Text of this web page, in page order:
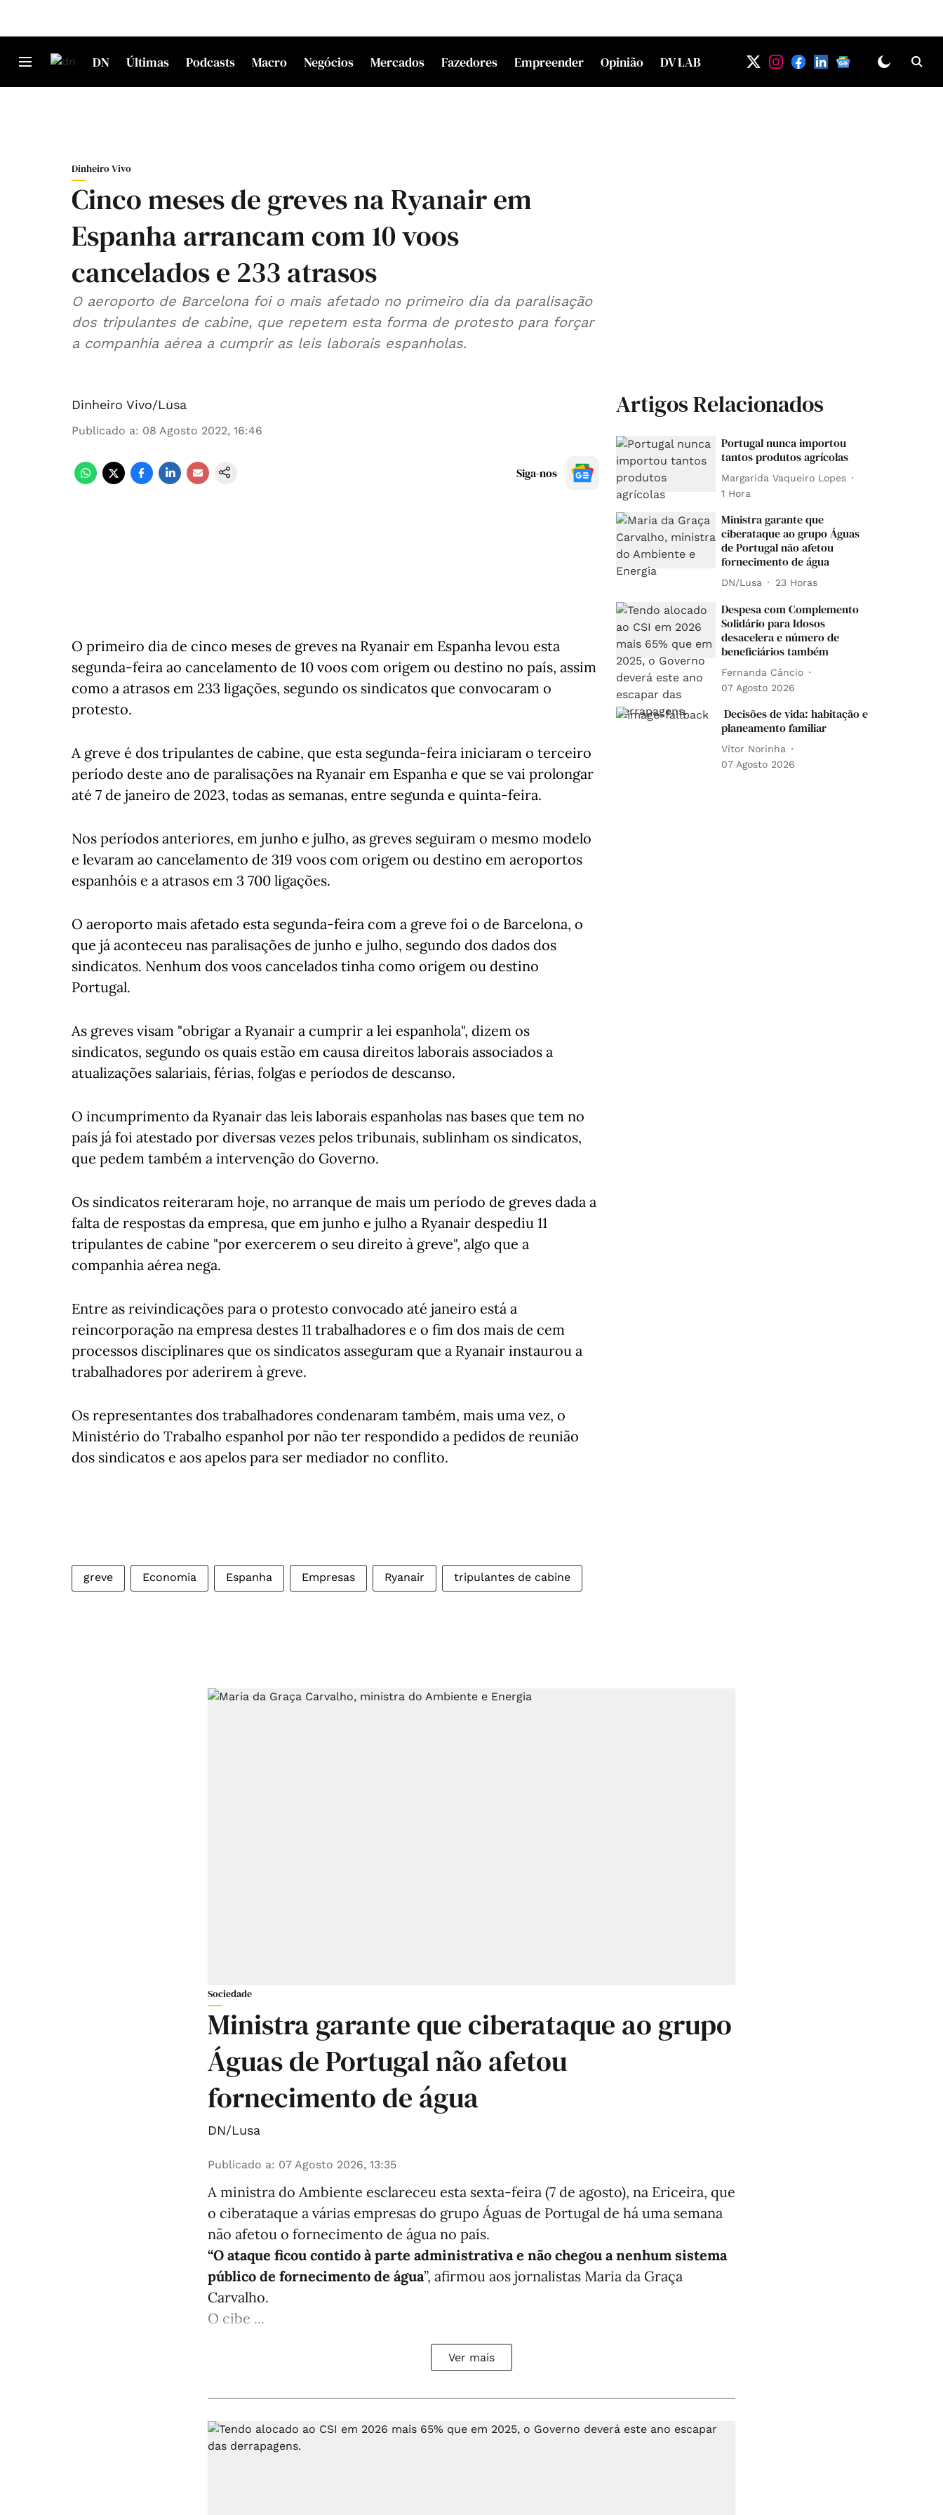
DN Últimas Podcasts Macro Negócios Mercados Fazedores Empreender Opinião DV LAB
Dinheiro Vivo
Cinco meses de greves na Ryanair em
Espanha arrancam com 10 voos
cancelados e 233 atrasos
O aeroporto de Barcelona foi o mais afetado no primeiro dia da paralisação
dos tripulantes de cabine, que repetem esta forma de protesto para forçar
a companhia aérea a cumprir as leis laborais espanholas.
Dinheiro Vivo/Lusa
Publicado a: 08 Agosto 2022, 16:46
Siga-nos
O primeiro dia de cinco meses de greves na Ryanair em Espanha levou esta
segunda-feira ao cancelamento de 10 voos com origem ou destino no país, assim
como a atrasos em 233 ligações, segundo os sindicatos que convocaram o
protesto.
A greve é dos tripulantes de cabine, que esta segunda-feira iniciaram o terceiro
período deste ano de paralisações na Ryanair em Espanha e que se vai prolongar
até 7 de janeiro de 2023, todas as semanas, entre segunda e quinta-feira.
Nos períodos anteriores, em junho e julho, as greves seguiram o mesmo modelo
e levaram ao cancelamento de 319 voos com origem ou destino em aeroportos
espanhóis e a atrasos em 3 700 ligações.
O aeroporto mais afetado esta segunda-feira com a greve foi o de Barcelona, o
que já aconteceu nas paralisações de junho e julho, segundo dos dados dos
sindicatos. Nenhum dos voos cancelados tinha como origem ou destino
Portugal.
As greves visam "obrigar a Ryanair a cumprir a lei espanhola", dizem os
sindicatos, segundo os quais estão em causa direitos laborais associados a
atualizações salariais, férias, folgas e períodos de descanso.
O incumprimento da Ryanair das leis laborais espanholas nas bases que tem no
país já foi atestado por diversas vezes pelos tribunais, sublinham os sindicatos,
que pedem também a intervenção do Governo.
Os sindicatos reiteraram hoje, no arranque de mais um período de greves dada a
falta de respostas da empresa, que em junho e julho a Ryanair despediu 11
tripulantes de cabine "por exercerem o seu direito à greve", algo que a
companhia aérea nega.
Entre as reivindicações para o protesto convocado até janeiro está a
reincorporação na empresa destes 11 trabalhadores e o fim dos mais de cem
processos disciplinares que os sindicatos asseguram que a Ryanair instaurou a
trabalhadores por aderirem à greve.
Os representantes dos trabalhadores condenaram também, mais uma vez, o
Ministério do Trabalho espanhol por não ter respondido a pedidos de reunião
dos sindicatos e aos apelos para ser mediador no conflito.
greve Economia Espanha Empresas Ryanair tripulantes de cabine
Artigos Relacionados
Portugal nunca importou
tantos produtos agrícolas
Margarida Vaqueiro Lopes
1 Hora
Ministra garante que
ciberataque ao grupo Águas
de Portugal não afetou
fornecimento de água
DN/Lusa 23 Horas
Despesa com Complemento
Solidário para Idosos
desacelera e número de
beneficiários também
Fernanda Câncio
07 Agosto 2026
Decisões de vida: habitação e
planeamento familiar
Vítor Norinha
07 Agosto 2026
Sociedade
Ministra garante que ciberataque ao grupo
Águas de Portugal não afetou
fornecimento de água
DN/Lusa
Publicado a: 07 Agosto 2026, 13:35
A ministra do Ambiente esclareceu esta sexta-feira (7 de agosto), na Ericeira, que
o ciberataque a várias empresas do grupo Águas de Portugal de há uma semana
não afetou o fornecimento de água no país.
“O ataque ficou contido à parte administrativa e não chegou a nenhum sistema
público de fornecimento de água”, afirmou aos jornalistas Maria da Graça
Carvalho.
O cibe ...
Ver mais